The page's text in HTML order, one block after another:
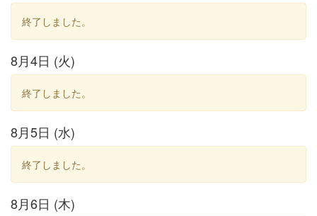
終了しました。
8月4日 (火)
終了しました。
8月5日 (水)
終了しました。
8月6日 (木)